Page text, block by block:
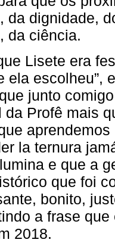
da dignidade,
da ciência.
Lisete era
ela escolheu”,
junto
Profê mais
la ternura
e que a
que foi
bonito,
a frase
2018.